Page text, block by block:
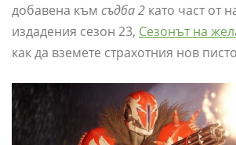
добавена към съдба 2 като част от
издадения сезон 23, Сезонът на
как да вземете страхотния нов